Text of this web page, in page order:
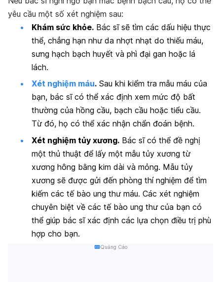
yêu cầu một số xét nghiệm sau:
Khám sức khỏe. Bác sĩ sẽ tìm các dấu hiệu thực
thể, chẳng hạn như da nhợt nhạt do thiếu máu,
sưng hạch bạch huyết và phì đại gan hoặc lá
lách.
Xét nghiệm máu. Sau khi kiểm tra mẫu máu của
bạn, bác sĩ có thể xác định xem mức độ bất
thường của hồng cầu, bạch cầu hoặc tiểu cầu.
Từ đó, họ có thể xác nhận chẩn đoán bệnh.
Xét nghiệm tủy xương. Bác sĩ có thể đề nghị
một thủ thuật để lấy một mẫu tủy xương từ
xương hông bằng kim dài và mỏng. Mẫu tủy
xương sẽ được gửi đến phòng thí nghiệm để tìm
kiếm các tế bào ung thư máu. Các xét nghiệm
chuyên biệt về các tế bào ung thư của bạn có
thể giúp bác sĩ xác định các lựa chọn điều trị phù
hợp cho bạn.
Quảng Cáo